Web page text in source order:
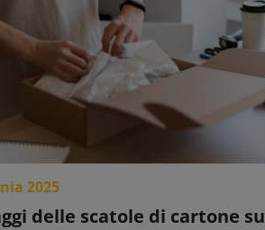
2025
delle scatole di cartone su